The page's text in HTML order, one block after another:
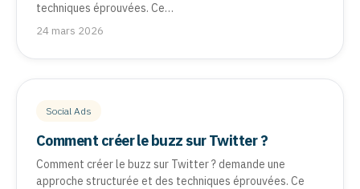
techniques éprouvées. Ce…
24 mars 2026
Social Ads
Comment créer le buzz sur Twitter ?
Comment créer le buzz sur Twitter ? demande une
approche structurée et des techniques éprouvées. Ce